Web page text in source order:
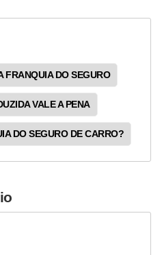
FRANQUIA DO SEGURO
VALE A PENA
DO SEGURO DE CARRO?